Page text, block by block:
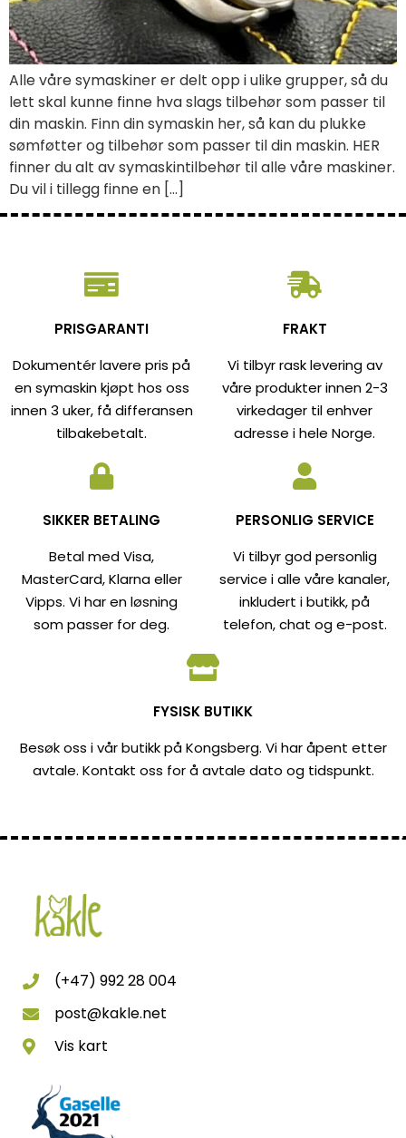
Alle våre symaskiner er delt opp i ulike grupper, så du
lett skal kunne finne hva slags tilbehør som passer til
din maskin. Finn din symaskin her, så kan du plukke
sømføtter og tilbehør som passer til din maskin. HER
finner du alt av symaskintilbehør til alle våre maskiner.
Du vil i tillegg finne en […]
PRISGARANTI
Dokumentér lavere pris på
en symaskin kjøpt hos oss
innen 3 uker, få differansen
tilbakebetalt.
FRAKT
Vi tilbyr rask levering av
våre produkter innen 2-3
virkedager til enhver
adresse i hele Norge.
SIKKER BETALING
Betal med Visa,
MasterCard, Klarna eller
Vipps. Vi har en løsning
som passer for deg.
PERSONLIG SERVICE
Vi tilbyr god personlig
service i alle våre kanaler,
inkludert i butikk, på
telefon, chat og e-post.
FYSISK BUTIKK
Besøk oss i vår butikk på Kongsberg. Vi har åpent etter
avtale. Kontakt oss for å avtale dato og tidspunkt.
(+47) 992 28 004
post@kakle.net
Vis kart